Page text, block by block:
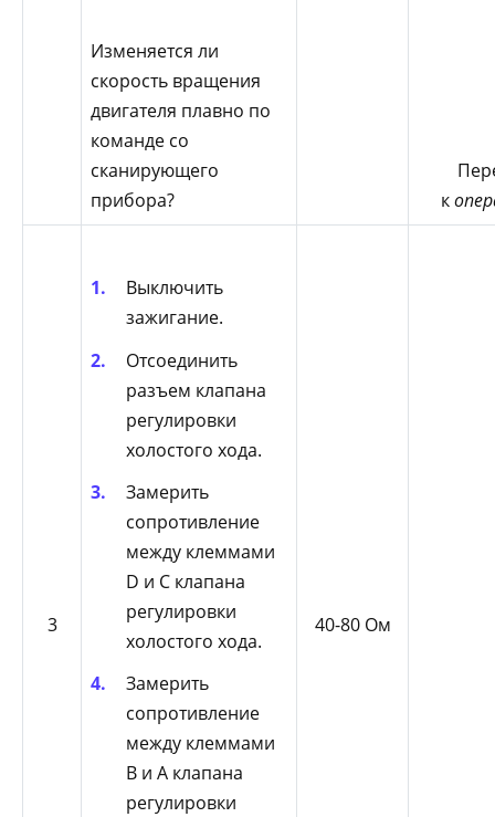
Изменяется ли
скорость вращения
двигателя плавно по
команде со
сканирующего
прибора?
к
3
Выключить
зажигание.
Отсоединить
разъем клапана
регулировки
холостого хода.
Замерить
сопротивление
между клеммами
D и С клапана
регулировки
холостого хода.
Замерить
сопротивление
между клеммами
В и А клапана
регулировки
40-80 Ом